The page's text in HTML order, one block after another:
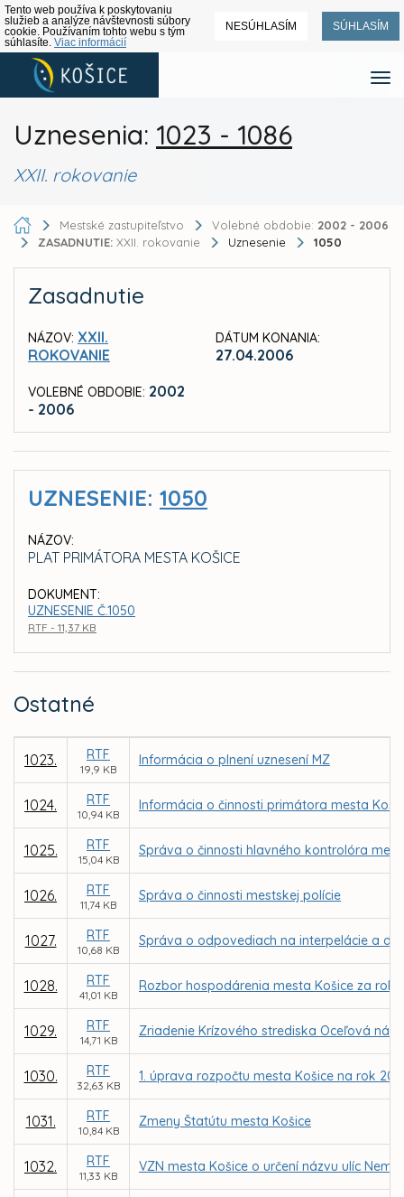
Tento web používa k poskytovaniu
služieb a analýze návštevnosti súbory
cookie. Používaním tohto webu s tým
súhlasíte. Viac informácií
NESÚHLASÍM SÚHLASÍM
Uznesenia: 1023 - 1086
XXII. rokovanie
Mestské zastupiteľstvo Volebné obdobie: 2002 - 2006
ZASADNUTIE: XXII. rokovanie Uznesenie 1050
Zasadnutie
NÁZOV: XXII.
ROKOVANIE
VOLEBNÉ OBDOBIE: 2002
- 2006
DÁTUM KONANIA:
27.04.2006
UZNESENIE: 1050
NÁZOV:
PLAT PRIMÁTORA MESTA KOŠICE
DOKUMENT:
UZNESENIE Č.1050
RTF - 11,37 KB
Ostatné
1023. RTF
19,9 KB
Informácia o plnení uznesení MZ
1024. RTF
10,94 KB
Informácia o činnosti primátora mesta
1025. RTF
15,04 KB
Správa o činnosti hlavného kontrolóra
1026. RTF
11,74 KB
Správa o činnosti mestskej polície
1027. RTF
10,68 KB
Správa o odpovediach na interpelácie a
1028. RTF
41,01 KB
Rozbor hospodárenia mesta Košice za rok
1029. RTF
14,71 KB
Zriadenie Krízového strediska Oceľová
1030. RTF
32,63 KB
1. úprava rozpočtu mesta Košice na rok
1031. RTF
10,84 KB
Zmeny Štatútu mesta Košice
1032. RTF
11,33 KB
VZN mesta Košice o určení názvu ulíc